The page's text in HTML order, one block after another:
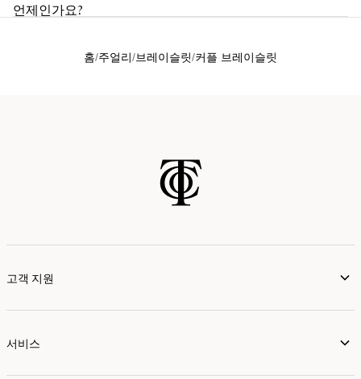
언제인가요?
홈 주얼리 브레이슬릿 커플 브레이슬릿
고객 지원
서비스